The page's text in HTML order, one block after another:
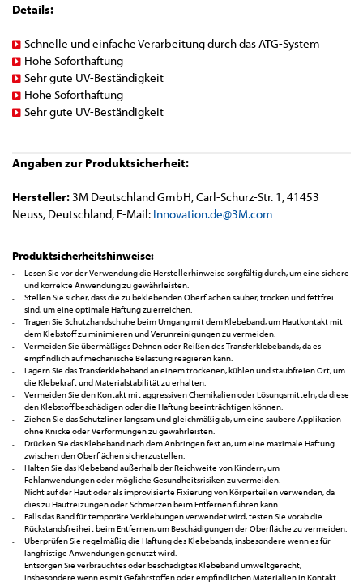
Details:
Schnelle und einfache Verarbeitung durch das ATG-System
Hohe Soforthaftung
Sehr gute UV-Beständigkeit
Hohe Soforthaftung
Sehr gute UV-Beständigkeit
Angaben zur Produktsicherheit:
Hersteller: 3M Deutschland GmbH, Carl-Schurz-Str. 1, 41453
Neuss, Deutschland, E-Mail: Innovation.de@3M.com
Produktsicherheitshinweise:
Lesen Sie vor der Verwendung die Herstellerhinweise sorgfältig durch, um eine sichere
und korrekte Anwendung zu gewährleisten.
Stellen Sie sicher, dass die zu beklebenden Oberflächen sauber, trocken und fettfrei
sind, um eine optimale Haftung zu erreichen.
Tragen Sie Schutzhandschuhe beim Umgang mit dem Klebeband, um Hautkontakt mit
dem Klebstoff zu minimieren und Verunreinigungen zu vermeiden.
Vermeiden Sie übermäßiges Dehnen oder Reißen des Transferklebebands, da es
empfindlich auf mechanische Belastung reagieren kann.
Lagern Sie das Transferklebeband an einem trockenen, kühlen und staubfreien Ort, um
die Klebekraft und Materialstabilität zu erhalten.
Vermeiden Sie den Kontakt mit aggressiven Chemikalien oder Lösungsmitteln, da diese
den Klebstoff beschädigen oder die Haftung beeinträchtigen können.
Ziehen Sie das Schutzliner langsam und gleichmäßig ab, um eine saubere Applikation
ohne Knicke oder Verformungen zu gewährleisten.
Drücken Sie das Klebeband nach dem Anbringen fest an, um eine maximale Haftung
zwischen den Oberflächen sicherzustellen.
Halten Sie das Klebeband außerhalb der Reichweite von Kindern, um
Fehlanwendungen oder mögliche Gesundheitsrisiken zu vermeiden.
Nicht auf der Haut oder als improvisierte Fixierung von Körperteilen verwenden, da
dies zu Hautreizungen oder Schmerzen beim Entfernen führen kann.
Falls das Band für temporäre Verklebungen verwendet wird, testen Sie vorab die
Rückstandsfreiheit beim Entfernen, um Beschädigungen der Oberfläche zu vermeiden.
Überprüfen Sie regelmäßig die Haftung des Klebebands, insbesondere wenn es für
langfristige Anwendungen genutzt wird.
Entsorgen Sie verbrauchtes oder beschädigtes Klebeband umweltgerecht,
insbesondere wenn es mit Gefahrstoffen oder empfindlichen Materialien in Kontakt